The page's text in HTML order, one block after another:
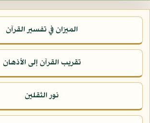
الميزان في تفسير القرآن
تقريب القرآن إلى الأذهان
نور الثقلين